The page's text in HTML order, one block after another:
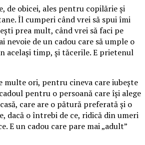
de obicei, ales pentru copilărie și
Îl cumperi când vrei să spui îmi
prea mult, când vrei să faci pe
nevoie de un cadou care să umple o
același timp, și tăcerile. E prietenul
multe ori, pentru cineva care iubește
pentru o persoană care își alege
care are o pătură preferată și o
dacă o întrebi de ce, ridică din umeri
E un cadou care pare mai „adult”